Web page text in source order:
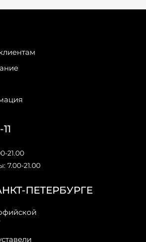
ПЕТЕРБУРГЕ
21.00
7.00-21.00